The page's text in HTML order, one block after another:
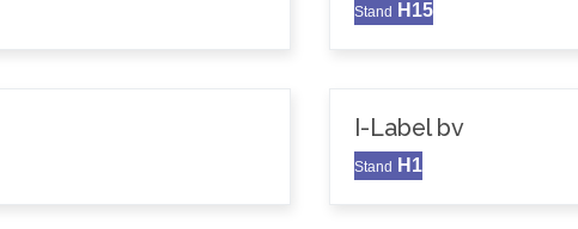
Stand H15
I-Label bv
Stand H1